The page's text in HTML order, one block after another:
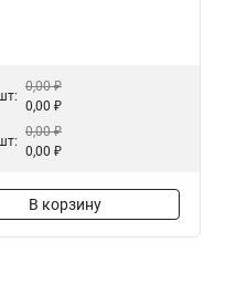
0,00 ₽
0,00 ₽
0,00 ₽
0,00 ₽
В корзину